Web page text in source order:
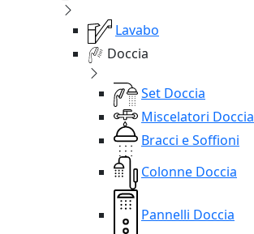
Lavabo
Doccia
Set Doccia
Miscelatori Doccia
Bracci e Soffioni
Colonne Doccia
Pannelli Doccia